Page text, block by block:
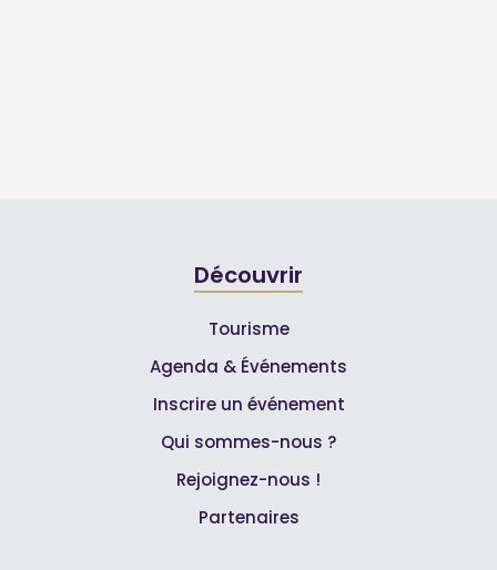
Découvrir
Tourisme
Agenda & Événements
Inscrire un événement
Qui sommes-nous ?
Rejoignez-nous !
Partenaires